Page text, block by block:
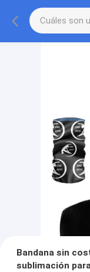
Bandana sin
sublimación